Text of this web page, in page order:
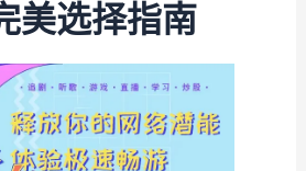
美选择指南